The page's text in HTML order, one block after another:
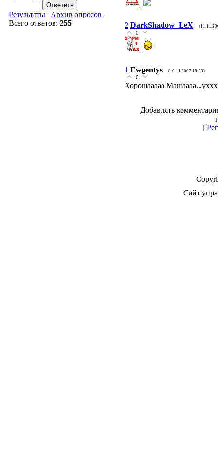
Результаты | Архив опросов
Всего ответов: 255 2 DarkShadow_LeX
0
1 Ewgentys (10.11.2007 18:33)
0
Хорошааааа
Добавлять
[
Сайт